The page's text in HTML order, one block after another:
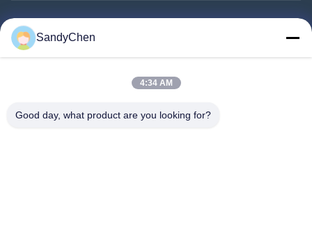
গুরুত্বপূর্ণ সংযোগ
বাড়ি
ভিডিও
SandyChen
4:34 AM
Good day, what product are you looking for?